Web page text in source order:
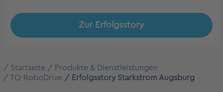
Zur Erfolgsstory
Startseite
Produkte & Dienstleistungen
TQ-RoboDrive
Erfolgsstory Starkstrom Augsburg